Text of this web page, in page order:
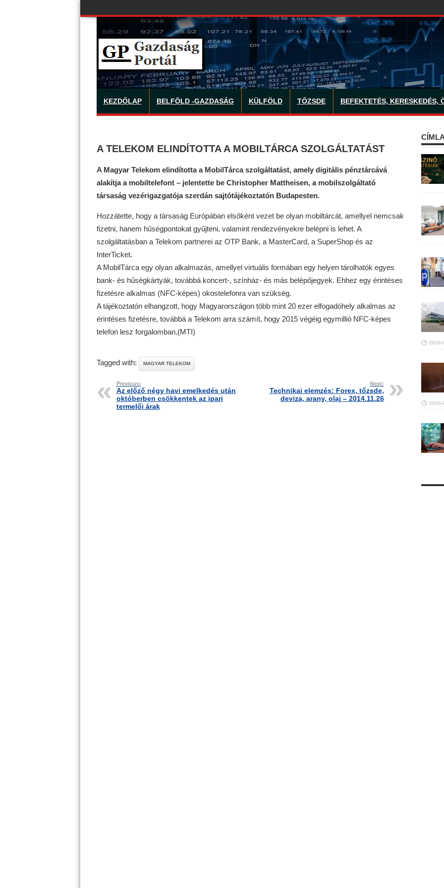
KEZDŐLAP BELFÖLD -GAZDASÁG KÜLFÖLD TŐZSDE BEFEKTETÉS, KERESKEDÉS,
A TELEKOM ELINDÍTOTTA A MOBILTÁRCA SZOLGÁLTATÁST
A Magyar Telekom elindította a MobilTárca szolgáltatást, amely digitális pénztárcává
alakítja a mobiltelefont – jelentette be Christopher Mattheisen, a mobilszolgáltató
társaság vezérigazgatója szerdán sajtótájékoztatón Budapesten.
Hozzátette, hogy a társaság Európában elsőként vezet be olyan mobiltárcát, amellyel nemcsak
fizetni, hanem hűségpontokat gyűjteni, valamint rendezvényekre belépni is lehet. A
szolgáltatásban a Telekom partnerei az OTP Bank, a MasterCard, a SuperShop és az
InterTicket.
A MobilTárca egy olyan alkalmazás, amellyel virtuális formában egy helyen tárolhatók egyes
bank- és hűségkártyák, továbbá koncert-, színház- és más belépőjegyek. Ehhez egy érintéses
fizetésre alkalmas (NFC-képes) okostelefonra van szükség.
A tájékoztatón elhangzott, hogy Magyarországon több mint 20 ezer elfogadóhely alkalmas az
érintéses fizetésre, továbbá a Telekom arra számít, hogy 2015 végéig egymillió NFC-képes
telefon lesz forgalomban.(MTI)
Tagged with: MAGYAR TELEKOM
Previous:
Az előző négy havi emelkedés után
októberben csökkentek az ipari
termelői árak
Next:
Technikai elemzés: Forex, tőzsde,
deviza, arany, olaj – 2014.11.26
2026-
2026-